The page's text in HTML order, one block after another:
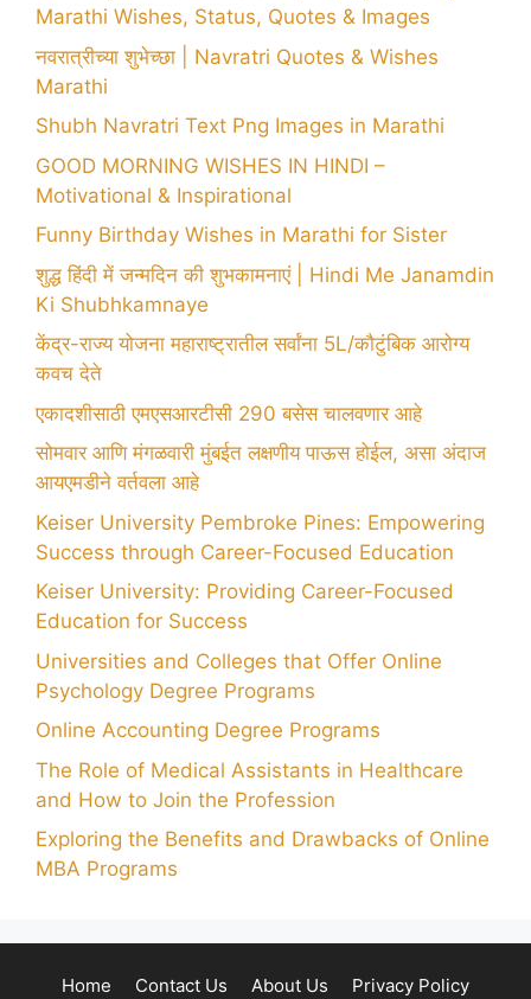
Marathi Wishes, Status, Quotes & Images
नवरात्रीच्या शुभेच्छा | Navratri Quotes & Wishes
Marathi
Shubh Navratri Text Png Images in Marathi
GOOD MORNING WISHES IN HINDI –
Motivational & Inspirational
Funny Birthday Wishes in Marathi for Sister
शुद्ध हिंदी में जन्मदिन की शुभकामनाएं | Hindi Me Janamdin
Ki Shubhkamnaye
केंद्र-राज्य योजना महाराष्ट्रातील सर्वांना 5L/कौटुंबिक आरोग्य
कवच देते
एकादशीसाठी एमएसआरटीसी 290 बसेस चालवणार आहे
सोमवार आणि मंगळवारी मुंबईत लक्षणीय पाऊस होईल, असा अंदाज
आयएमडीने वर्तवला आहे
Keiser University Pembroke Pines: Empowering
Success through Career-Focused Education
Keiser University: Providing Career-Focused
Education for Success
Universities and Colleges that Offer Online
Psychology Degree Programs
Online Accounting Degree Programs
The Role of Medical Assistants in Healthcare
and How to Join the Profession
Exploring the Benefits and Drawbacks of Online
MBA Programs
Home Contact Us About Us Privacy Policy